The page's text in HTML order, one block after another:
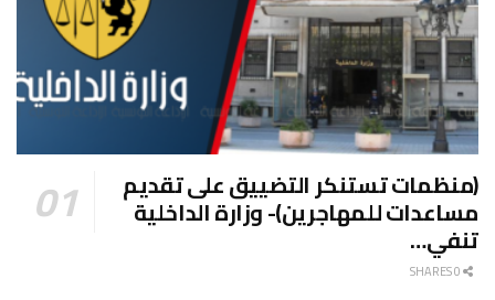
(منظمات تستنكر التضييق على تقديم
مساعدات للمهاجرين)- وزارة الداخلية
تنفي…